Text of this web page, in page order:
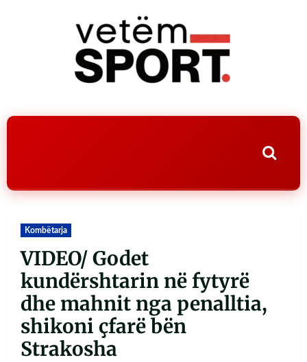
Kombëtarja
VIDEO/ Godet
kundërshtarin në fytyrë
dhe mahnit nga penalltia,
shikoni çfarë bën
Strakosha